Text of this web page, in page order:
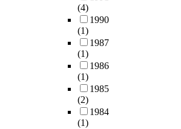
(4)
1990
(1)
1987
(1)
1986
(1)
1985
(2)
1984
(1)